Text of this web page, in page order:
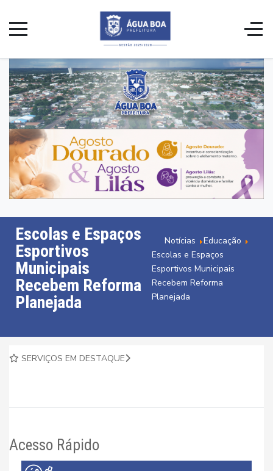
Escolas e Espaços
Esportivos
Municipais
Recebem Reforma
Planejada
Notícias
Educação
Escolas e Espaços
Esportivos Municipais
Recebem Reforma
Planejada
SERVIÇOS EM DESTAQUE
Acesso Rápido